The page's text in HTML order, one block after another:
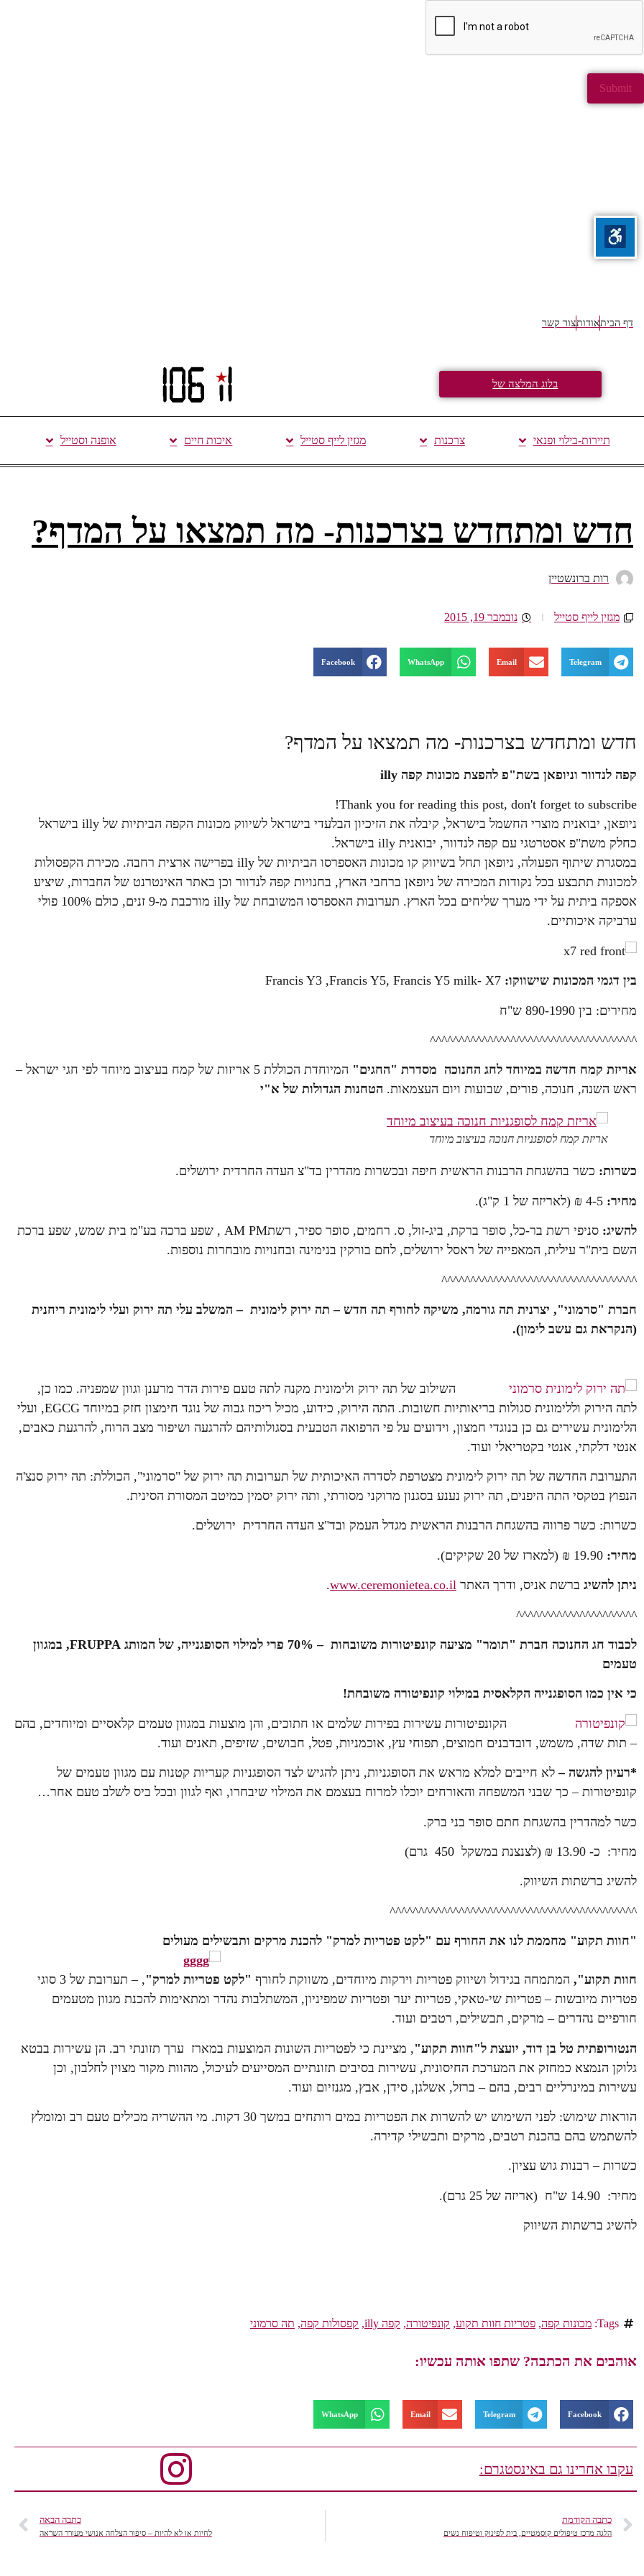
דף הביתאודותצור קשר
בלוג המלצה של
תיירות-בילוי ופנאי צרכנות מגזין לייף סטייל איכות חיים אופנה וסטייל
חדש ומתחדש בצרכנות- מה תמצאו על המדף?
רות ברונשטיין
מגזין לייף סטייל נובמבר 19, 2015
Telegram
Email
WhatsApp
Facebook
חדש ומתחדש בצרכנות- מה תמצאו על המדף?
קפה לנדוור וניופאן בשת"פ להפצת מכונות קפה illy
Thank you for reading this post, don't forget to subscribe!
ניופאן, יבואנית מוצרי החשמל בישראל, קיבלה את הזיכיון הבלעדי בישראל לשיווק מכונות הקפה הביתיות של illy בישראל
כחלק משת"פ אסטרטגי עם קפה לנדוור, יבואנית illy בישראל.
במסגרת שיתוף הפעולה, ניופאן תחל בשיווק קו מכונות האספרסו הביתיות של illy בפרישה ארצית רחבה. מכירת הקפסולות
למכונות תתבצע בכל נקודות המכירה של ניופאן ברחבי הארץ, בחנויות קפה לנדוור וכן באתר האינטרנט של החברות, שיציע
אספקה ביתית על ידי מערך שליחים בכל הארץ. תערובות האספרסו המשובחת של illy מורכבת מ-9 זנים, כולם 100% פולי
ערביקה איכותיים.
בין דגמי המכונות שישווקו:
Francis Y3 ,Francis Y5, Francis Y5 milk- X7
מחירים: בין 890-1990 ש"ח
^^^^^^^^^^^^^^^^^^^^^^^^^^^^^^^^^^^^
אריזת קמח חדשה במיוחד לחג החנוכה מסדרת "החגים"
המיוחדת הכוללת 5 אריזות של קמח בעיצוב מיוחד לפי חגי ישראל –
ראש השנה, חנוכה, פורים, שבועות ויום העצמאות. הטחנות הגדולות של א"י
אריזת קמח לסופגניות חנוכה בעיצוב מיוחד
כשרות: כשר בהשגחת הרבנות הראשית חיפה ובכשרות מהדרין בד"צ העדה החרדית ירושלים.
מחיר:
להשיג:
סניפי רשת בר‑כל, סופר ברקת, ביג-זול, ס. רחמים, סופר ספיר, רשתAM PM , שפע ברכה בע"מ בית שמש, שפע ברכת
השם בית"ר עילית, המאפייה של ראסל ירושלים, לחם בורקין בנימינה ובחנויות מובחרות נוספות.
^^^^^^^^^^^^^^^^^^^^^^^^^^^^^^^^^^
חברת "סרמוני", יצרנית תה גורמה, משיקה לחורף תה חדש – תה ירוק לימונית – המשלב עלי תה ירוק ועלי לימונית ריחנית
(הנקראת גם עשב לימון).
השילוב של תה ירוק ולימונית מקנה לתה טעם פירות הדר מרענן וגוון שמפניה. כמו כן,
לתה הירוק וללימונית סגולות בריאותיות חשובות. התה הירוק, כידוע, מכיל ריכוז גבוה של נוגד חימצון חזק במיוחד EGCG, ועלי
הלימונית עשירים גם כן בנוגדי חמצון, וידועים על פי הרפואה הטבעית בסגולותיהם להרגעה ושיפור מצב הרוח, להרגעת כאבים,
אנטי דלקתי, אנטי בקטריאלי ועוד.
התערובת החדשה של תה ירוק לימונית מצטרפת לסדרה האיכותית של תערובות תה ירוק של "סרמוני", הכוללת: תה ירוק סנצ'ה
הנפוץ בטקסי התה היפנים, תה ירוק נענע בסגנון מרוקני מסורתי, ותה ירוק יסמין כמיטב המסורת הסינית.
כשרות: כשר פרווה בהשגחת הרבנות הראשית מגדל העמק ובד"צ העדה החרדית ירושלים.
מחיר:
ניתן להשיג ברשת אניס, ודרך האתר www.ceremonietea.co.il
.
^^^^^^^^^^^^^^^^^^^^^
לכבוד חג החנוכה חברת "תומר" מציעה קונפיטורות משובחות – 70% פרי למילוי הסופגנייה, של המותג FRUPPA, במגוון
טעמים
כי אין כמו הסופגנייה הקלאסית במילוי קונפיטורה משובחת!
הקונפיטורות עשירות בפירות שלמים או חתוכים, והן מוצעות במגוון טעמים קלאסיים ומיוחדים, בהם
– תות שדה, משמש, דובדבנים חמוצים, תפוחי עץ, אוכמניות, פטל, חבושים, שזיפים, תאנים ועוד.
*רעיון להגשה –לא חייבים למלא מראש את הסופגניות, ניתן להגיש לצד הסופגניות קעריות קטנות עם מגוון טעמים של
קונפיטורות – כך שבני המשפחה והאורחים יוכלו למרוח בעצמם את המילוי שיבחרו, ואף לגוון ובכל ביס לשלב טעם אחר…
כשר למהדרין בהשגחת חתם סופר בני ברק.
מחיר: כ- 13.90 ₪ (לצנצנת במשקל 450 גרם)
להשיג ברשתות השיווק.
^^^^^^^^^^^^^^^^^^^^^^^^^^^^^^^^^^^^^^^^^^^
"חוות תקוע" מחממת לנו את החורף עם "לקט פטריות למרק" להכנת מרקים ותבשילים מעולים
חוות תקוע", המתמחה בגידול ושיווק פטריות וירקות מיוחדים, משווקת לחורף "לקט פטריות למרק"
, – תערובת של 3 סוגי
פטריות מיובשות – פטריות שי-טאקי, פטריות יער ופטריות שמפיניון, המשתלבות נהדר ומתאימות להכנת מגוון מטעמים
חורפיים נהדרים – מרקים, תבשילים, רטבים ועוד.
הנטורופתית טל בן דוד, יועצת ל"חוות תקוע" , מציינת כי לפטריות השונות המוצעות במארז ערך תזונתי רב. הן עשירות בבטא
גלוקן הנמצא כמחזק את המערכת החיסונית, עשירות בסיבים תזונתיים המסייעים לעיכול, מהוות מקור מצוין לחלבון, וכן
עשירות במינרליים רבים, בהם – ברזל, אשלגן, סידן, אבץ, מגנזיום ועוד.
הוראות שימוש: לפני השימוש יש להשרות את הפטריות במים רותחים במשך 30 דקות. מי ההשריה מכילים טעם רב ומומלץ
להשתמש בהם בהכנת רטבים, מרקים ותבשילי קדירה.
כשרות – רבנות גוש עציון.
מחיר: 14.90 ש"ח (אריזה של 25 גרם).
להשיג ברשתות השיווק
Tags: מכונות קפה, פטריות חוות תקוע, קונפיטורה, קפה illy , קפסולות קפה, תה סרמוני
אוהבים את הכתבה? שתפו אותה עכשיו:
Facebook
Telegram
Email
WhatsApp
עקבו אחרינו גם באינסטגרם:
כתבה הקודמת
הלגה מרכז טיפולים קוסמטיים, בית לפינוק וטיפוח נשים
כתבה הבאה
לחיות או לא להיות – סיפור הצלחה אנושי מעורר השראה